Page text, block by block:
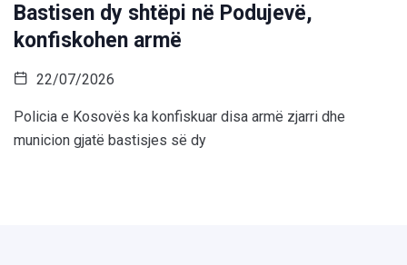
Bastisen dy shtëpi në Podujevë,
konfiskohen armë
22/07/2026
Policia e Kosovës ka konfiskuar disa armë zjarri dhe
municion gjatë bastisjes së dy